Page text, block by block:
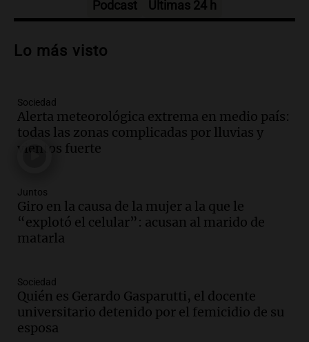
Audio.Santa Cruz restituye salarios
fechas clave de 2023
Audio.
Argentina: lluvias, tormentas y ráfagas
de viento fuertes en varias provincias
Noticias
Audio.
"Tocar en Liverpool es como tocar el
cielo con las manos"
Ahora país
música: Paloma y su violín en Cadena 3
emocionan a todos
Noticias
Episodios
Podcast Últimas 24 h
Lo más visto
Sociedad
Alerta meteorológica extrema en medio país:
todas las zonas complicadas por lluvias y
vientos fuerte
Juntos
Giro en la causa de la mujer a la que le
“explotó el celular”: acusan al marido de
matarla
Sociedad
Quién es Gerardo Gasparutti, el docente
universitario detenido por el femicidio de su
esposa